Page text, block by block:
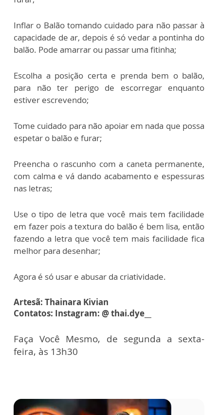
Inflar o Balão tomando cuidado para não passar à
capacidade de ar, depois é só vedar a pontinha do
balão. Pode amarrar ou passar uma fitinha;
Escolha a posição certa e prenda bem o balão,
para não ter perigo de escorregar enquanto
estiver escrevendo;
Tome cuidado para não apoiar em nada que possa
espetar o balão e furar;
Preencha o rascunho com a caneta permanente,
com calma e vá dando acabamento e espessuras
nas letras;
Use o tipo de letra que você mais tem facilidade
em fazer pois a textura do balão é bem lisa, então
fazendo a letra que você tem mais facilidade fica
melhor para desenhar;
Agora é só usar e abusar da criatividade.
Artesã: Thainara Kivian
Contatos: Instagram: @ thai.dye__
Faça Você Mesmo, de segunda a sexta-
feira, às 13h30